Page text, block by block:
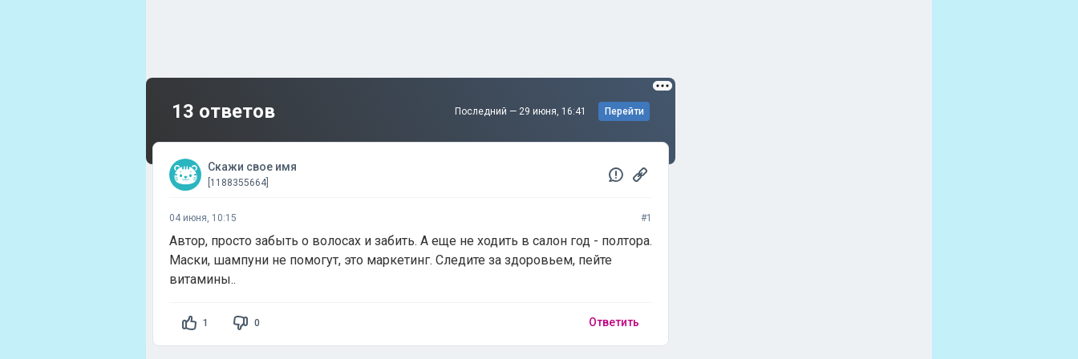
13 ответов Последний — 29 июня, 16:41 Перейти
Скажи свое имя
[1188355664]
04 июня, 10:15 #1
Автор, просто забыть о волосах и забить. А еще не ходить в салон год - полтора.
Маски, шампуни не помогут, это маркетинг. Следите за здоровьем, пейте
витамины..
1 0 Ответить